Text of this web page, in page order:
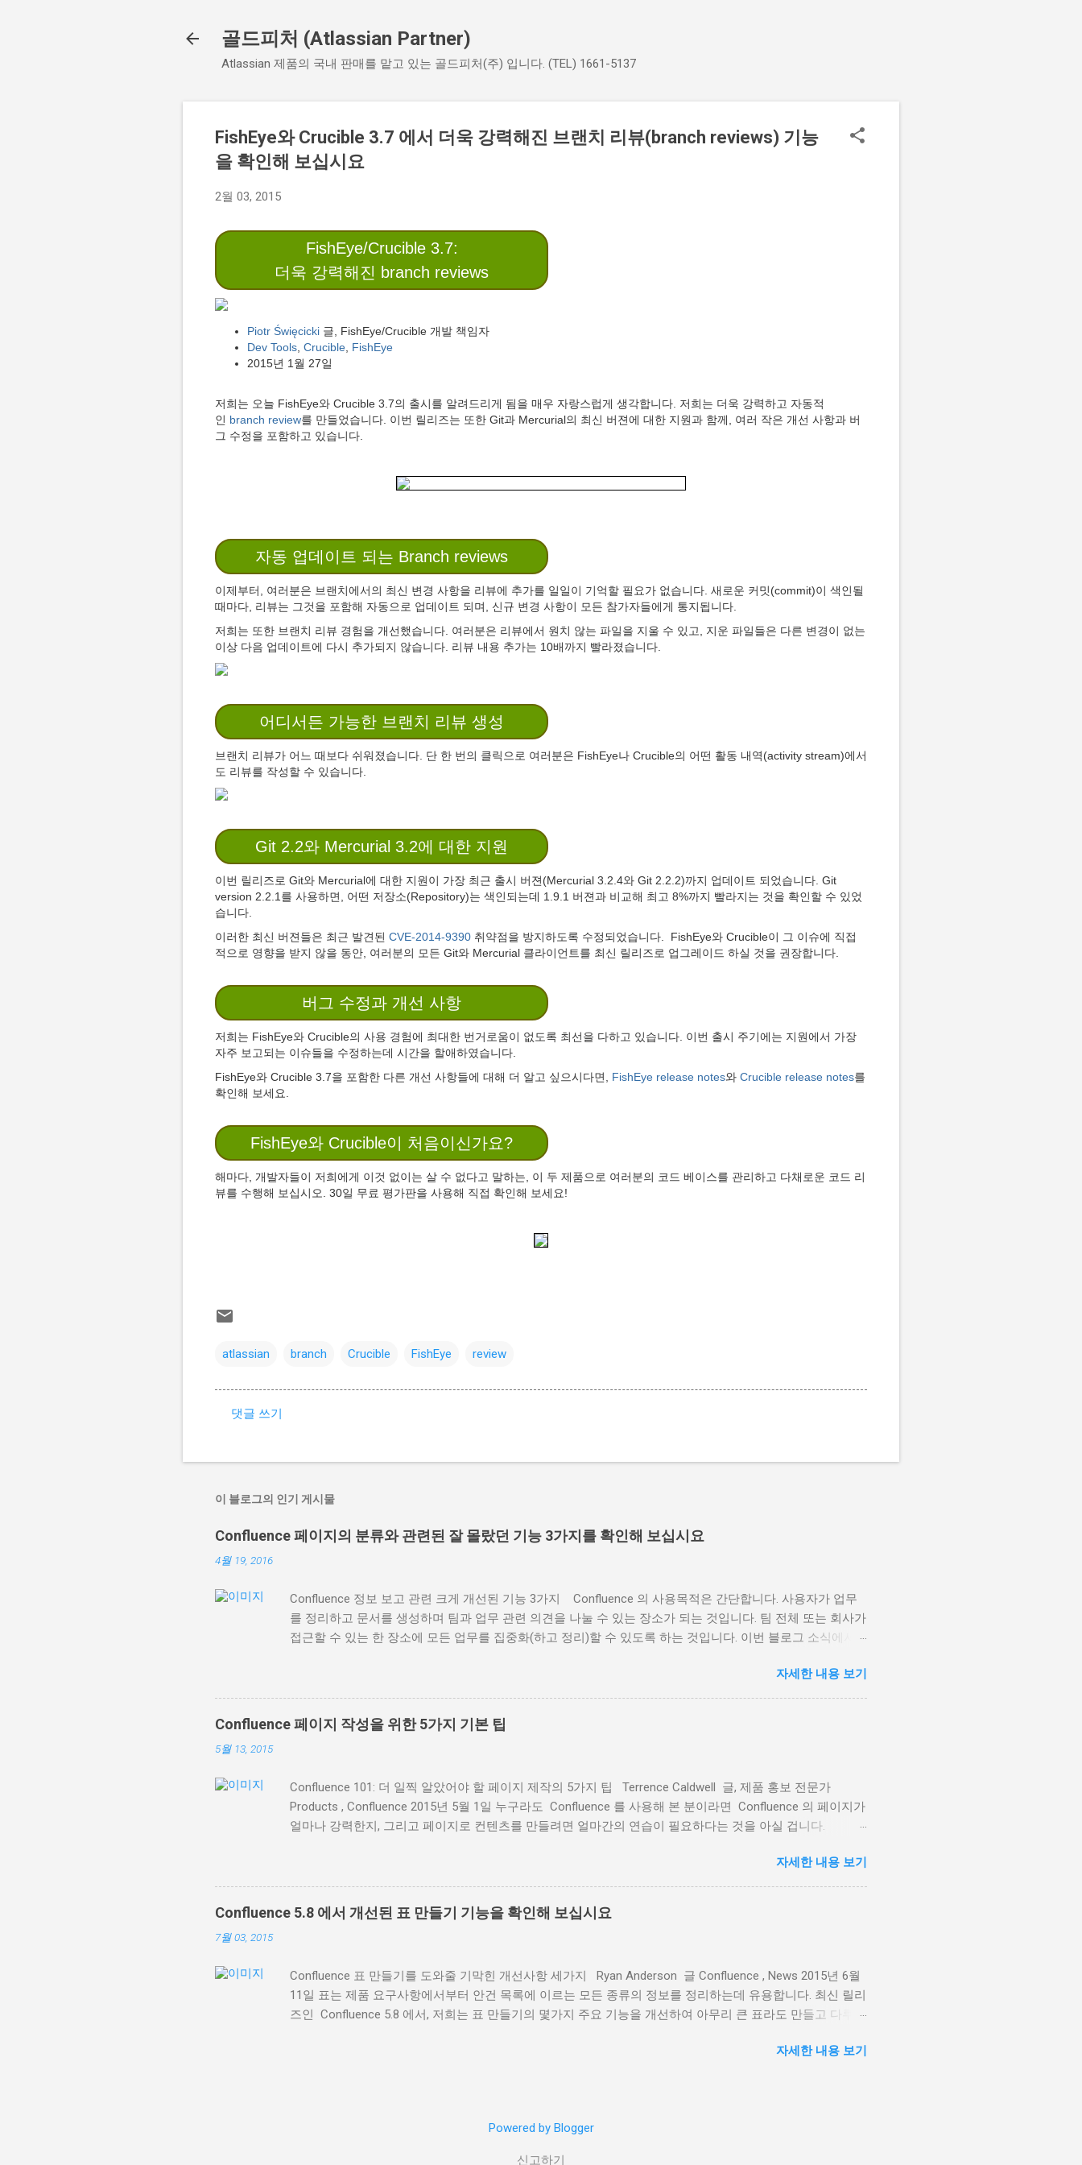
골드피처 (Atlassian Partner)
Atlassian 제품의 국내 판매를 맡고 있는 골드피처(주) 입니다. (TEL) 1661-5137
FishEye와 Crucible 3.7 에서 더욱 강력해진 브랜치 리뷰(branch reviews) 기능
을 확인해 보십시요
2월 03, 2015
FishEye/Crucible 3.7:
더욱 강력해진 branch reviews
Piotr Święcicki 글, FishEye/Crucible 개발 책임자
Dev Tools Crucible FishEye
2015년 1월 27일
저희는 오늘 FishEye와 Crucible 3.7의 출시를 알려드리게 됨을 매우 자랑스럽게 생각합니다. 저희는 더욱 강력하고 자동적
인 branch review를 만들었습니다. 이번 릴리즈는 또한 Git과 Mercurial의 최신 버젼에 대한 지원과 함께, 여러 작은 개선 사항과 버
그 수정을 포함하고 있습니다.
자동 업데이트 되는 Branch reviews
이제부터, 여러분은 브랜치에서의 최신 변경 사항을 리뷰에 추가를 일일이 기억할 필요가 없습니다. 새로운 커밋(commit)이 색인될
때마다, 리뷰는 그것을 포함해 자동으로 업데이트 되며, 신규 변경 사항이 모든 참가자들에게 통지됩니다.
저희는 또한 브랜치 리뷰 경험을 개선했습니다. 여러분은 리뷰에서 원치 않는 파일을 지울 수 있고, 지운 파일들은 다른 변경이 없는
이상 다음 업데이트에 다시 추가되지 않습니다. 리뷰 내용 추가는 10배까지 빨라졌습니다.
어디서든 가능한 브랜치 리뷰 생성
브랜치 리뷰가 어느 때보다 쉬워졌습니다. 단 한 번의 클릭으로 여러분은 FishEye나 Crucible의 어떤 활동 내역(activity stream)에서
도 리뷰를 작성할 수 있습니다.
Git 2.2와 Mercurial 3.2에 대한 지원
이번 릴리즈로 Git와 Mercurial에 대한 지원이 가장 최근 출시 버젼(Mercurial 3.2.4와 Git 2.2.2)까지 업데이트 되었습니다. Git
version 2.2.1를 사용하면, 어떤 저장소(Repository)는 색인되는데 1.9.1 버젼과 비교해 최고 8%까지 빨라지는 것을 확인할 수 있었
습니다.
이러한 최신 버젼들은 최근 발견된 CVE-2014-9390 취약점을 방지하도록 수정되었습니다. FishEye와 Crucible이 그 이슈에 직접
적으로 영향을 받지 않을 동안, 여러분의 모든 Git와 Mercurial 클라이언트를 최신 릴리즈로 업그레이드 하실 것을 권장합니다.
버그 수정과 개선 사항
저희는 FishEye와 Crucible의 사용 경험에 최대한 번거로움이 없도록 최선을 다하고 있습니다. 이번 출시 주기에는 지원에서 가장
자주 보고되는 이슈들을 수정하는데 시간을 할애하였습니다.
FishEye와 Crucible 3.7을 포함한 다른 개선 사항들에 대해 더 알고 싶으시다면, FishEye release notes와 Crucible release notes를
확인해 보세요.
FishEye와 Crucible이 처음이신가요?
해마다, 개발자들이 저희에게 이것 없이는 살 수 없다고 말하는, 이 두 제품으로 여러분의 코드 베이스를 관리하고 다채로운 코드 리
뷰를 수행해 보십시오. 30일 무료 평가판을 사용해 직접 확인해 보세요!
atlassian branch Crucible FishEye review
댓글 쓰기
이 블로그의 인기 게시물
Confluence 페이지의 분류와 관련된 잘 몰랐던 기능 3가지를 확인해 보십시요
4월 19, 2016
Confluence 정보 보고 관련 크게 개선된 기능 3가지 Confluence 의 사용목적은 간단합니다. 사용자가 업무
를 정리하고 문서를 생성하며 팀과 업무 관련 의견을 나눌 수 있는 장소가 되는 것입니다. 팀 전체 또는 회사가
접근할 수 있는 한 장소에 모든 업무를 집중화(하고 정리)할 수 있도록 하는 것입니다. 이번 블로그 소식에서
다. Confluence에서 업무 및 정보를 정리하는 데 도움이 될 것입니다. 1. 레이블 등을 통한 관련 페이지의 정보
표시 레이블 콘텐츠 매크로 ( Content by Label macro ) 는 동일한 페이지 레이블을 사용해 관련 페이지 목록
을 동적으로 표시하는 데 탁월합니다. 표시 페이지 관리 기능이 더 좋아졌기 때문입니다. 예를 들어,
Confluence 내 고객 면담 내용을 기록한 모든 페이지를 레이블 콘텐츠 매크로를 사용해 목록으로 표시할 수
매크로 설정 대화창에서 표시하려는 정확한 페이지를 검색하고, 표시 내용을 미리보기 해서 필요에 따라 수정
할 수 있습니다. 단순히 같은 페이지 레이블에서 페이지 목록을 만드는 것과는 차원이 다릅니다. 어떤 공간에
서나 우리 팀 동료를 언급하는 '회의-메모' 라벨이 있는 페이지를 반환하는 간단한 예를 들어 보겠습니다. 2. 강
자세한 내용 보기
Confluence 페이지 작성을 위한 5가지 기본 팁
5월 13, 2015
Confluence 101: 더 일찍 알았어야 할 페이지 제작의 5가지 팁 Terrence Caldwell 글, 제품 홍보 전문가
Products , Confluence 2015년 5월 1일 누구라도 Confluence 를 사용해 본 분이라면 Confluence 의 페이지가
얼마나 강력한지, 그리고 페이지로 컨텐츠를 만들려면 얼마간의 연습이 필요하다는 것을 아실 겁니다.
다. Confluence에 대한 이해를 돕기 위해, 여기 저희 팀과 함께 이를 기본 툴로 사용하며 몸소 체득한 5가지 팁
을 소개합니다: 1.시작은 템플릿으로 백지에서 시작하면 여러 모로 자유롭지만, 굳이 이미 있는 것을 다시 만
드느라 애쓸 필요가 있을까요? Confluence 템플릿은 초보자들이 의욕적으로 시작하도록, 그리고 단시간에
페이지를 만들 수 있도록 해줍니다. 템플릿은 또한 반복되는 업무 절차를 위해 구조를 필요로 하는 이들에게
필요에 맞출 수도 있습니다. 여러분의 팀이 정기적으로 무엇을 만들던간에, 여러분은 그것을 Confluence 안
에서 템플릿화 하실 수 있습니다. 2. 페이지 레이아웃을 친구처럼 가까이 하자 페이지에서의 작업 포맷은 어
려우면 안됩니다. 페이지 레이아웃은 여러분이 즉석에서 조정할 수 있는 칼럼과 사이드바로 콘텐츠 구성을 직
자세한 내용 보기
Confluence 5.8 에서 개선된 표 만들기 기능을 확인해 보십시요
7월 03, 2015
Confluence 표 만들기를 도와줄 기막힌 개선사항 세가지 Ryan Anderson 글 Confluence , News 2015년 6월
11일 표는 제품 요구사항에서부터 안건 목록에 이르는 모든 종류의 정보를 정리하는데 유용합니다. 최신 릴리
즈인 Confluence 5.8 에서, 저희는 표 만들기의 몇가지 주요 기능을 개선하여 아무리 큰 표라도 만들고 다루기
오. 스크롤 해도 사라지지 않는 표 제목 Confluence에서 긴 표를 볼 때 가장 힘들었던 부분 중 하나가 표와 페
를 세는 건 정말 고역입니다. 모든 줄 번호를 다시 세야 할 때 이 짓을 왜 해야하나 싶습니다. 이제 여러분은 줄
자세한 내용 보기
Powered by Blogger
신고하기